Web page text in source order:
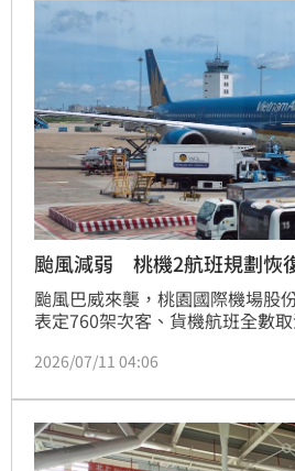
颱風減弱 桃機2航班規劃恢
颱風巴威來襲，桃園國際機場股
表定760架次客、貨機航班全數
規劃恢復正常執行。
2026/07/11 04:06